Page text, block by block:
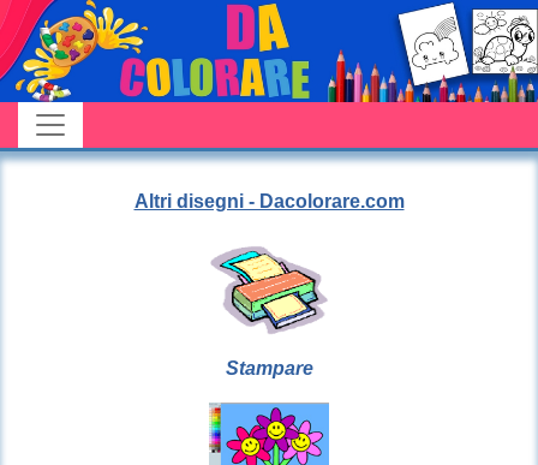
Altri disegni - Dacolorare.com
Stampare